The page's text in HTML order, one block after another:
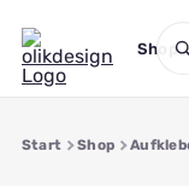
Inhalt
springen
Shop
Start Shop